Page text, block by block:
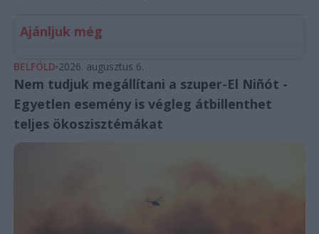
Ajánljuk még
BELFÖLD 2026. augusztus 6.
Nem tudjuk megállítani a szuper-El Niñót -
Egyetlen esemény is végleg átbillenthet
teljes ökoszisztémákat